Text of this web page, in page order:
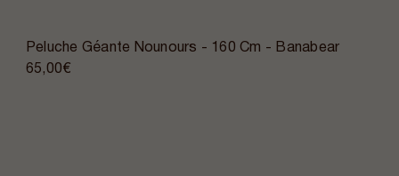
Peluche Géante Nounours - 160 Cm - Banabear
65,00€